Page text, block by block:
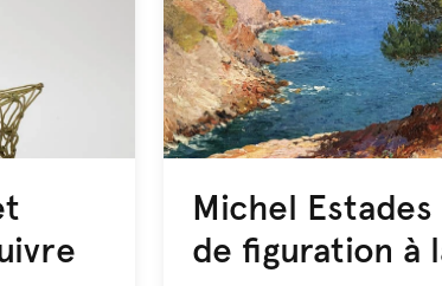
Michel
de figuration à